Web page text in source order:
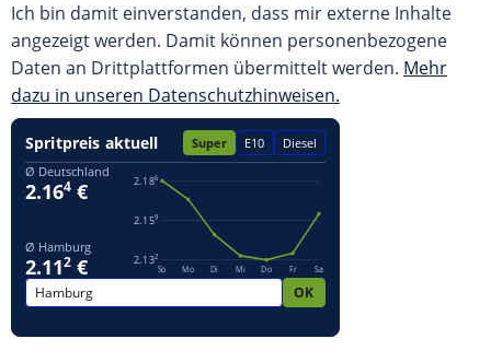
Ich bin damit einverstanden, dass mir externe Inhalte
angezeigt werden. Damit können personenbezogene
Daten an Drittplattformen übermittelt werden. Mehr
dazu in unseren Datenschutzhinweisen.